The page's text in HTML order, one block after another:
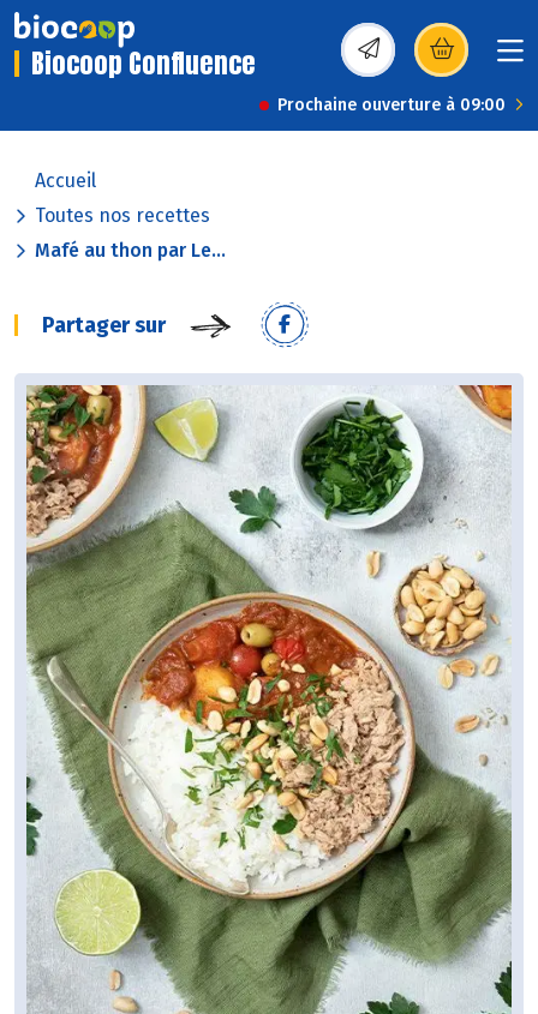
Biocoop Confluence (s’ouvre dans une
Prochaine ouverture à 09:00
Accueil
Toutes nos recettes
Mafé au thon par Le...
Partager sur